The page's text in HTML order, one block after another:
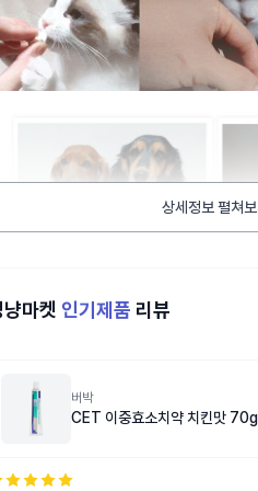
상세정보 펼쳐
냥마켓 인기제품 리뷰
버박
CET 이중효소치약 치킨맛 70g